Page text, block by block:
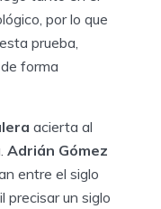
por lo que
prueba,
forma
acierta al
Adrián Gómez
entre el siglo
precisar un siglo